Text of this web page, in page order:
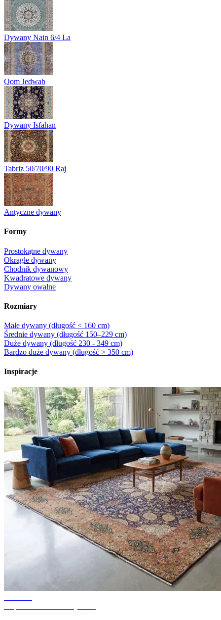
Dywany Nain 6/4 La
Qom Jedwab
Dywany Isfahan
Tabriz 50/70/90 Raj
Antyczne dywany
Formy
Prostokątne dywany
Okrągłe dywany
Chodnik dywanowy
Kwadratowe dywany
Dywany owalne
Rozmiary
Małe dywany (długość < 160 cm)
Średnie dywany (długość 150–229 cm)
Duże dywany (długość 230 - 349 cm)
Bardzo duże dywany (długość > 350 cm)
Inspiracje